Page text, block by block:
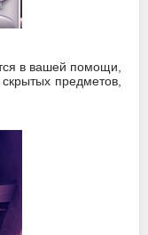
в вашей помощи,
предметов,